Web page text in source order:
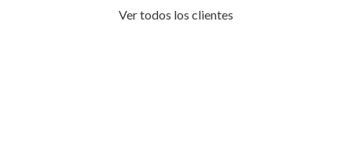
Ver todos los clientes